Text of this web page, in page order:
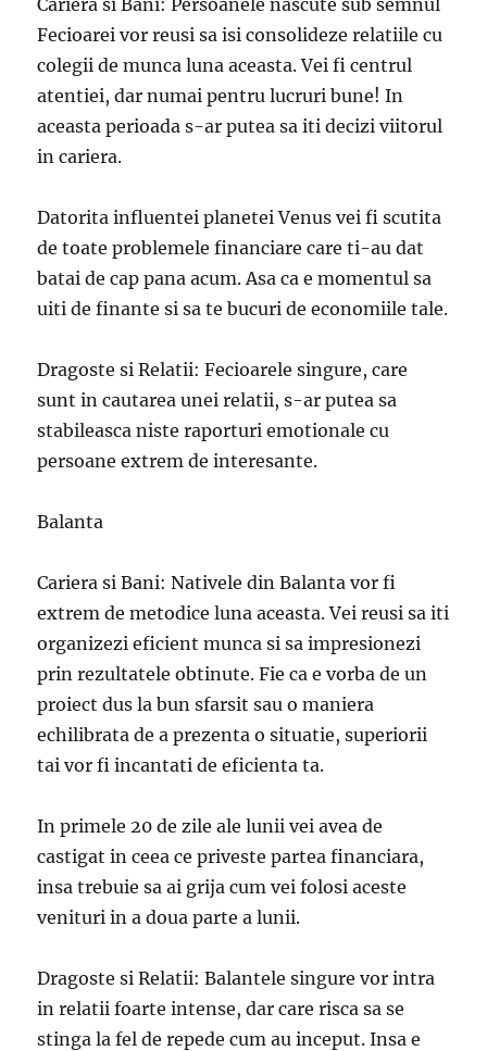
Fecioarei vor reusi sa isi consolideze relatiile cu
colegii de munca luna aceasta. Vei fi centrul
atentiei, dar numai pentru lucruri bune! In
aceasta perioada s-ar putea sa iti decizi viitorul
in cariera.
Datorita influentei planetei Venus vei fi scutita
de toate problemele financiare care ti-au dat
batai de cap pana acum. Asa ca e momentul sa
uiti de finante si sa te bucuri de economiile tale.
Dragoste si Relatii: Fecioarele singure, care
sunt in cautarea unei relatii, s-ar putea sa
stabileasca niste raporturi emotionale cu
persoane extrem de interesante.
Balanta
Cariera si Bani: Nativele din Balanta vor fi
extrem de metodice luna aceasta. Vei reusi sa iti
organizezi eficient munca si sa impresionezi
prin rezultatele obtinute. Fie ca e vorba de un
proiect dus la bun sfarsit sau o maniera
echilibrata de a prezenta o situatie, superiorii
tai vor fi incantati de eficienta ta.
In primele 20 de zile ale lunii vei avea de
castigat in ceea ce priveste partea financiara,
insa trebuie sa ai grija cum vei folosi aceste
venituri in a doua parte a lunii.
Dragoste si Relatii: Balantele singure vor intra
in relatii foarte intense, dar care risca sa se
stinga la fel de repede cum au inceput. Insa e